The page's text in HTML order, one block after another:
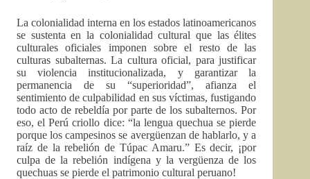
La colonialidad interna en los estados latinoamericanos
se sustenta en la colonialidad cultural que las élites
culturales oficiales imponen sobre el resto de las
culturas subalternas. La cultura oficial, para justificar
su violencia institucionalizada, y garantizar la
permanencia de su “superioridad”, afianza el
sentimiento de culpabilidad en sus víctimas, fustigando
todo acto de rebeldía por parte de los subalternos. Por
eso, el Perú criollo dice: “la lengua quechua se pierde
porque los campesinos se avergüenzan de hablarlo, y a
raíz de la rebelión de Túpac Amaru.” Es decir, ¡por
culpa de la rebelión indígena y la vergüenza de los
quechuas se pierde el patrimonio cultural peruano!